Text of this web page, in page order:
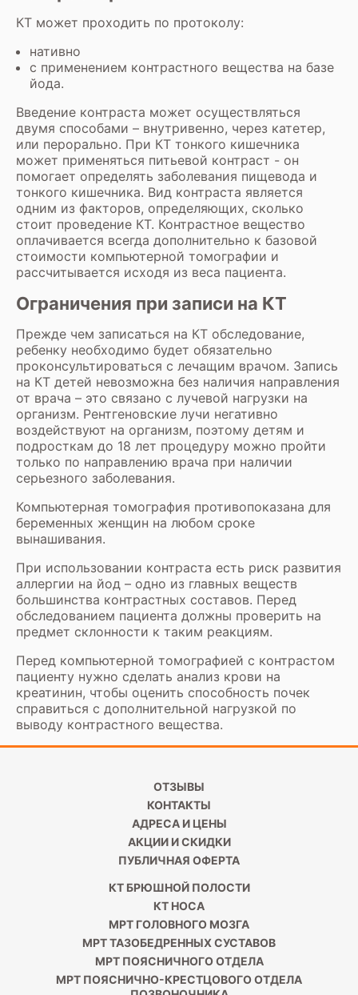
КТ может проходить по протоколу:
нативно
с применением контрастного вещества на базе
йода.
Введение контраста может осуществляться
двумя способами – внутривенно, через катетер,
или перорально. При КТ тонкого кишечника
может применяться питьевой контраст - он
помогает определять заболевания пищевода и
тонкого кишечника. Вид контраста является
одним из факторов, определяющих, сколько
стоит проведение КТ. Контрастное вещество
оплачивается всегда дополнительно к базовой
стоимости компьютерной томографии и
рассчитывается исходя из веса пациента.
Ограничения при записи на КТ
Прежде чем записаться на КТ обследование,
ребенку необходимо будет обязательно
проконсультироваться с лечащим врачом. Запись
на КТ детей невозможна без наличия направления
от врача – это связано с лучевой нагрузки на
организм. Рентгеновские лучи негативно
воздействуют на организм, поэтому детям и
подросткам до 18 лет процедуру можно пройти
только по направлению врача при наличии
серьезного заболевания.
Компьютерная томография противопоказана для
беременных женщин на любом сроке
вынашивания.
При использовании контраста есть риск развития
аллергии на йод – одно из главных веществ
большинства контрастных составов. Перед
обследованием пациента должны проверить на
предмет склонности к таким реакциям.
Перед компьютерной томографией с контрастом
пациенту нужно сделать анализ крови на
креатинин, чтобы оценить способность почек
справиться с дополнительной нагрузкой по
выводу контрастного вещества.
ОТЗЫВЫ
КОНТАКТЫ
АДРЕСА И ЦЕНЫ
АКЦИИ И СКИДКИ
ПУБЛИЧНАЯ ОФЕРТА
КТ БРЮШНОЙ ПОЛОСТИ
КТ НОСА
МРТ ГОЛОВНОГО МОЗГА
МРТ ТАЗОБЕДРЕННЫХ СУСТАВОВ
МРТ ПОЯСНИЧНОГО ОТДЕЛА
МРТ ПОЯСНИЧНО-КРЕСТЦОВОГО ОТДЕЛА